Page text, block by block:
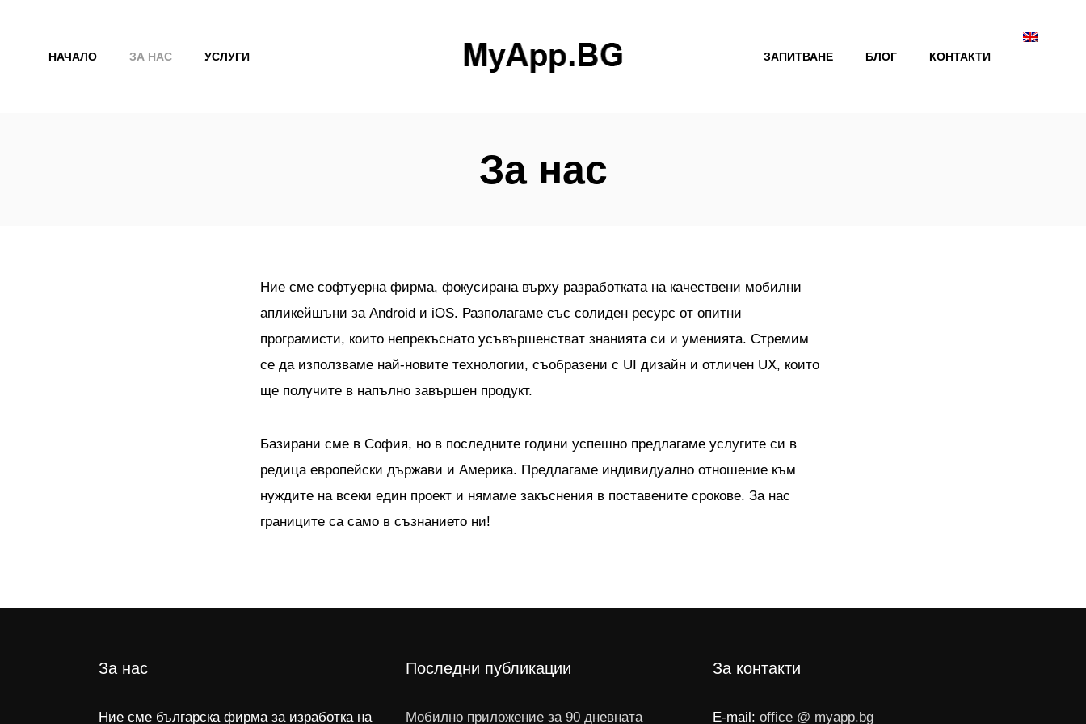
НАЧАЛО ЗА НАС УСЛУГИ ЗАПИТВАНЕ БЛОГ КОНТАКТИ
За нас
Ние сме софтуерна фирма, фокусирана върху разработката на качествени мобилни
апликейшъни за Android и iOS. Разполагаме със солиден ресурс от опитни
програмисти, които непрекъснато усъвършенстват знанията си и уменията. Стремим
се да използваме най-новите технологии, съобразени с UI дизайн и отличен UX, които
ще получите в напълно завършен продукт.
Базирани сме в София, но в последните години успешно предлагаме услугите си в
редица европейски държави и Америка. Предлагаме индивидуално отношение към
нуждите на всеки един проект и нямаме закъснения в поставените срокове. За нас
границите са само в съзнанието ни!
За нас
Ние сме българска фирма за изработка на
Последни публикации
Мобилно приложение за 90 дневната
За контакти
E-mail: office @ myapp.bg